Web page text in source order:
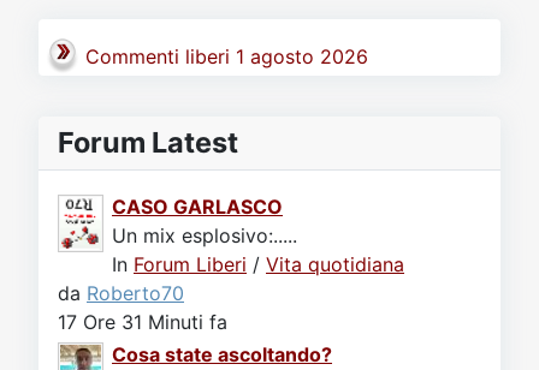
Commenti liberi 1 agosto 2026
Forum Latest
CASO GARLASCO
Un mix esplosivo:.....
In Forum Liberi / Vita quotidiana
da Roberto70
17 Ore 31 Minuti fa
Cosa state ascoltando?